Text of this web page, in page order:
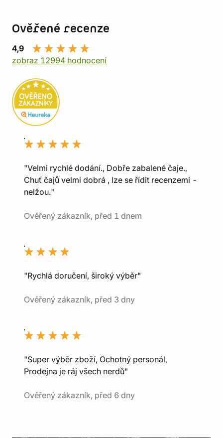
Ověřené recenze
4,9
zobraz 12994 hodnocení
"Velmi rychlé dodání., Dobře zabalené čaje.,
Chuť čajů velmi dobrá , lze se řídit recenzemi -
nelžou."
Ověřený zákazník, před 1 dnem
"Rychlá doručení, široký výběr"
Ověřený zákazník, před 3 dny
"Super výběr zboží, Ochotný personál,
Prodejna je ráj všech nerdů"
Ověřený zákazník, před 6 dny